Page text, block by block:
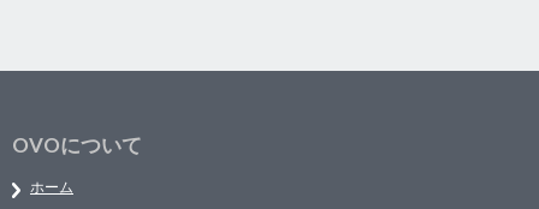
OVOについて
ホーム